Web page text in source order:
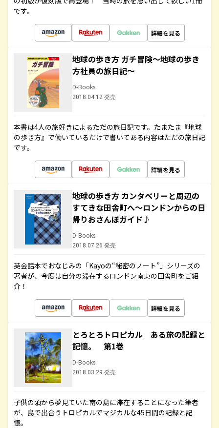
です。
詳細を見る
地球の歩き方 ガチ冒険～地球の歩き
方社員の旅日記～
D-Books
2018.04.12 発売
本書は4人の旅好きによるただの旅日記です。たまたま『地球
の歩き方』で働いているだけで書いてある内容はただの旅日記
です。
詳細を見る
地球の歩き方 カンタベリーと周辺の
すてきな田舎町へ～ロンドンからの日
帰りおさんぽガイド♪
D-Books
2018.07.26 発売
英会話本でおなじみの「Kayoの“秘密のノート”」シリーズの
著者が、今度は自分の滞在するロンドン南東の田舎町をご紹
介！
詳細を見る
とろとろトロピカル ある旅の記録と
記憶。 第1巻
D-Books
2018.03.29 発売
子供の頃から夢見ていた南の島に滞在することになった筆者
が、島で出合うトロピカルでマジカルな45日間の記録と記
憶。